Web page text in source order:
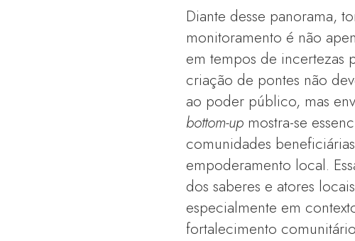
Diante desse panorama,
monitoramento é não
em tempos de incertezas
criação de pontes não
ao poder público, mas
bottom-up mostra-se
comunidades
empoderamento local.
dos saberes e atores
especialmente em
fortalecimento